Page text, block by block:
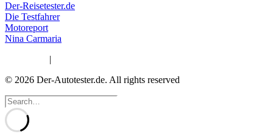
Der-Reisetester.de
Die Testfahrer
Motoreport
Nina Carmaria
|
© 2026 Der-Autotester.de. All rights reserved